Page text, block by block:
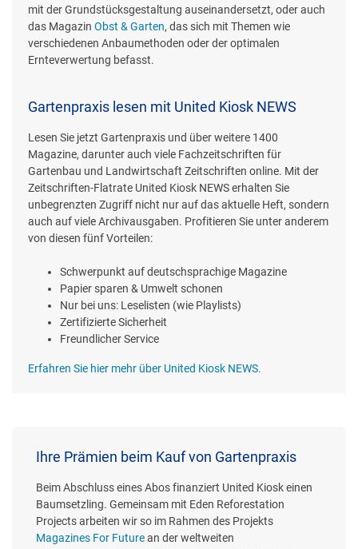
mit der Grundstücksgestaltung auseinandersetzt, oder auch
das Magazin Obst & Garten, das sich mit Themen wie
verschiedenen Anbaumethoden oder der optimalen
Ernteverwertung befasst.
Gartenpraxis lesen mit United Kiosk NEWS
Lesen Sie jetzt Gartenpraxis und über weitere 1400
Magazine, darunter auch viele Fachzeitschriften für
Gartenbau und Landwirtschaft Zeitschriften online. Mit der
Zeitschriften-Flatrate United Kiosk NEWS erhalten Sie
unbegrenzten Zugriff nicht nur auf das aktuelle Heft, sondern
auch auf viele Archivausgaben. Profitieren Sie unter anderem
von diesen fünf Vorteilen:
Schwerpunkt auf deutschsprachige Magazine
Papier sparen & Umwelt schonen
Nur bei uns: Leselisten (wie Playlists)
Zertifizierte Sicherheit
Freundlicher Service
Erfahren Sie hier mehr über United Kiosk NEWS.
Ihre Prämien beim Kauf von Gartenpraxis
Beim Abschluss eines Abos finanziert United Kiosk einen
Baumsetzling. Gemeinsam mit Eden Reforestation
Projects arbeiten wir so im Rahmen des Projekts
Magazines For Futurean der weltweiten